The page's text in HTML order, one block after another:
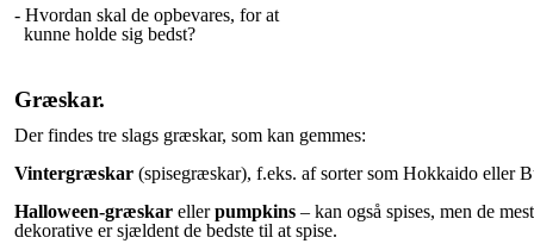
- Hvordan skal de opbevares, for at
kunne holde sig bedst?
Græskar.
Der findes tre slags græskar, som kan gemmes:
Vintergræskar (spisegræskar), f.eks. af sorter som Hokkaido eller
Halloween-græskar ellerpumpkins – kan også spises, men de mest
dekorative er sjældent de bedste til at spise.